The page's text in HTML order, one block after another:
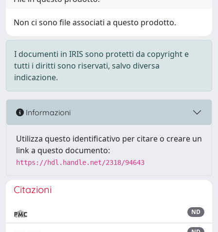
Non ci sono file associati a questo prodotto.
I documenti in IRIS sono protetti da copyright e
tutti i diritti sono riservati, salvo diversa
indicazione.
Informazioni
Utilizza questo identificativo per citare o creare un
link a questo documento:
https://hdl.handle.net/2318/94643
Citazioni
ND